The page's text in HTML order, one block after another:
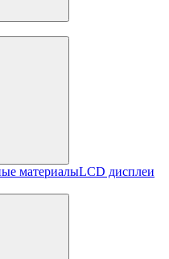
материалыLCD дисплеи